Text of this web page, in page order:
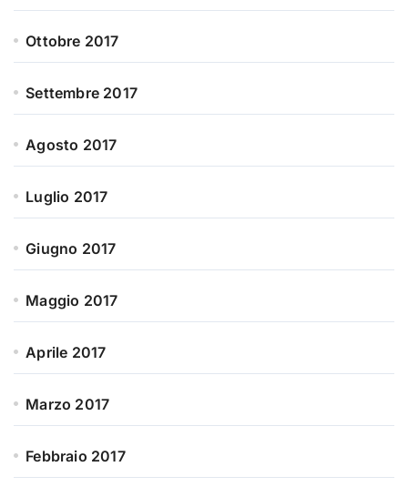
Ottobre 2017
Settembre 2017
Agosto 2017
Luglio 2017
Giugno 2017
Maggio 2017
Aprile 2017
Marzo 2017
Febbraio 2017